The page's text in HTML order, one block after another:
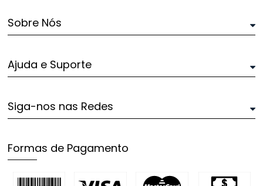
Sobre Nós
Ajuda e Suporte
Siga-nos nas Redes
Formas de Pagamento